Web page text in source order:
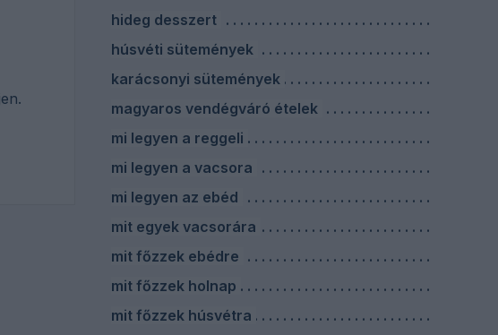
hideg desszert
húsvéti sütemények
karácsonyi sütemények
magyaros vendégváró ételek
mi legyen a reggeli
mi legyen a vacsora
mi legyen az ebéd
mit egyek vacsorára
mit főzzek ebédre
mit főzzek holnap
mit főzzek húsvétra